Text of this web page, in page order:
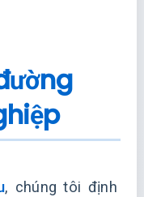
, chúng tôi định